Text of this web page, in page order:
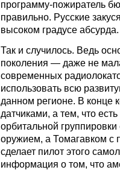
программу-пожиратель
правильно. Русские
высоком градусе абсурда.
Так и случилось. Ведь
поколения — даже не
современных
использовать всю
данном регионе. В конце
датчиками, а тем, что
орбитальной
оружием, а Томагавком с
сделает пилот этого
информация о том, что